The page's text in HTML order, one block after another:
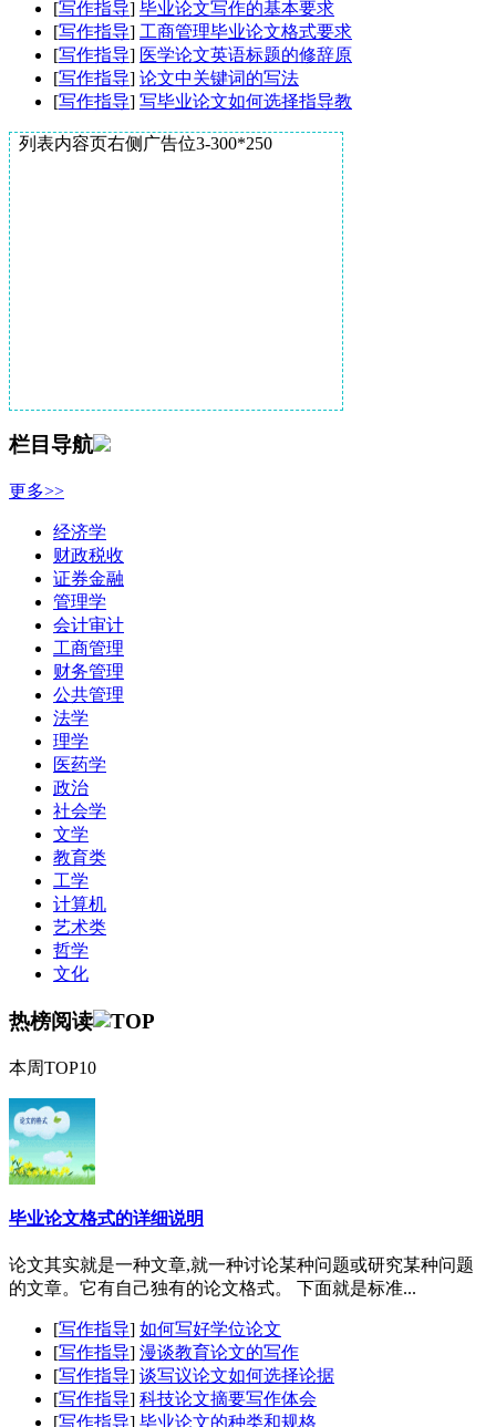
[写作指导] 毕业论文写作的基本要求
[写作指导] 工商管理毕业论文格式要求
[写作指导] 医学论文英语标题的修辞原
[写作指导] 论文中关键词的写法
[写作指导] 写毕业论文如何选择指导教
列表内容页右侧广告位3-300*250
栏目导航
更多>>
经济学
财政税收
证券金融
管理学
会计审计
工商管理
财务管理
公共管理
法学
理学
医药学
政治
社会学
文学
教育类
工学
计算机
艺术类
哲学
文化
热榜阅读
本周TOP10
毕业论文格式的详细说明
论文其实就是一种文章,就一种讨论某种问题或研究某种问题
的文章。它有自己独有的论文格式。 下面就是标准...
[写作指导] 如何写好学位论文
[写作指导] 漫谈教育论文的写作
[写作指导] 谈写议论文如何选择论据
[写作指导] 科技论文摘要写作体会
[写作指导] 毕业论文的种类和规格